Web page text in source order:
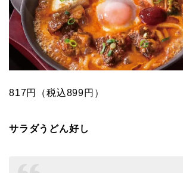
817円（税込899円）
サラダうどん好し